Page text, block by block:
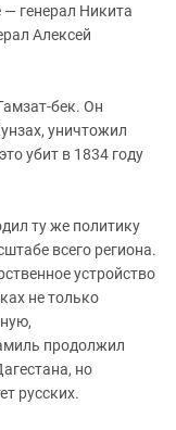
генерал Никита
Алексей
бек. Он
уничтожил
убит в 1834 году
ту же политику
всего региона.
устройство
не только
продолжил
но
русских.